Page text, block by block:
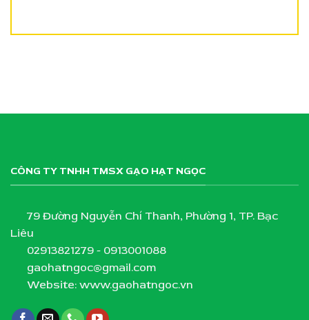
CÔNG TY TNHH TMSX GẠO HẠT NGỌC
79 Đường Nguyễn Chí Thanh, Phường 1, TP. Bạc
Liêu
02913821279 - 0913001088
gaohatngoc@gmail.com
Website: www.gaohatngoc.vn